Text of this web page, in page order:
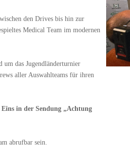
den Drives bis hin zur
Medical Team im modernen
um das Jugendländerturnier
aller Auswahlteams für ihren
in der Sendung „Achtung
abrufbar sein.